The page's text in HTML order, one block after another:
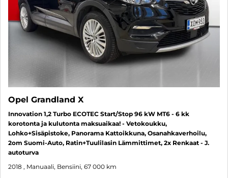
Opel Grandland X
Innovation 1,2 Turbo ECOTEC Start/Stop 96 kW MT6 - 6 kk
korotonta ja kulutonta maksuaikaa! - Vetokoukku,
Lohko+Sisäpistoke, Panorama Kattoikkuna, Osanahkaverhoilu,
2om Suomi-Auto, Ratin+Tuulilasin Lämmittimet, 2x Renkaat - J.
autoturva
2018 , Manuaali, Bensiini, 67 000 km